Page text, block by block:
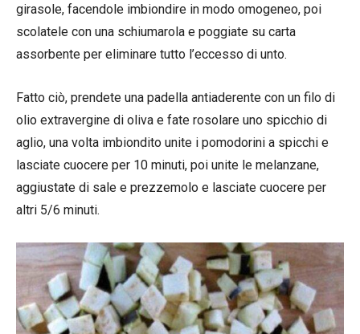
girasole, facendole imbiondire in modo omogeneo, poi
scolatele con una schiumarola e poggiate su carta
assorbente per eliminare tutto l’eccesso di unto.
Fatto ciò, prendete una padella antiaderente con un filo di
olio extravergine di oliva e fate rosolare uno spicchio di
aglio, una volta imbiondito unite i pomodorini a spicchi e
lasciate cuocere per 10 minuti, poi unite le melanzane,
aggiustate di sale e prezzemolo e lasciate cuocere per
altri 5/6 minuti.